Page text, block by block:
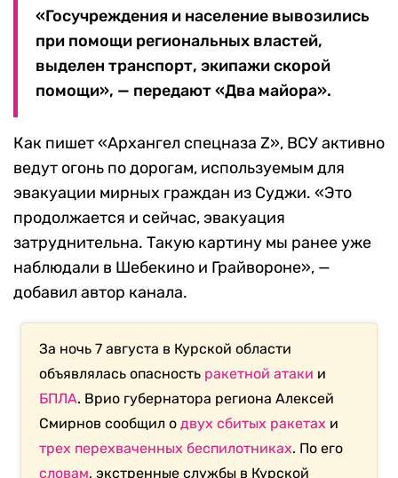
«Госучреждения и население вывозились
при помощи региональных властей,
выделен транспорт, экипажи скорой
помощи», — передают «Два майора».
Как пишет «Архангел спецназа Z», ВСУ активно
ведут огонь по дорогам, используемым для
эвакуации мирных граждан из Суджи. «Это
продолжается и сейчас, эвакуация
затруднительна. Такую картину мы ранее уже
наблюдали в Шебекино и Грайвороне», —
добавил автор канала.
За ночь 7 августа в Курской области
объявлялась опасность ракетной атаки и
БПЛА. Врио губернатора региона Алексей
Смирнов сообщил одвух сбитых ракетах и
трех перехваченных беспилотниках. По его
словам, экстренные службы в Курской